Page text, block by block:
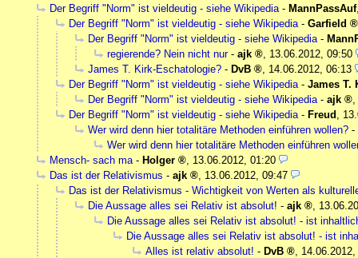
Der Begriff "Norm" ist vieldeutig - siehe Wikipedia - MannPassAuf
Der Begriff "Norm" ist vieldeutig - siehe Wikipedia - Garfield
Der Begriff "Norm" ist vieldeutig - siehe Wikipedia -
regierende? Nein nicht nur- ajk
13.06.2012, 09:50
James T. Kirk-Eschatologie? - DvB
14.06.2012, 06:13
Der Begriff "Norm" ist vieldeutig - siehe Wikipedia - James T.
Der Begriff "Norm" ist vieldeutig - siehe Wikipedia - ajk
Der Begriff "Norm" ist vieldeutig - siehe Wikipedia - Freud
Wer wird denn hier totalitäre Methoden einführen wollen? -
Wer wird denn hier totalitäre Methoden einführen
Mensch- sach ma - Holger
13.06.2012, 01:20
Das ist der Relativismus - ajk
13.06.2012, 09:47
Das ist der Relativismus - Wichtigkeit von Werten als
Die Aussage alles sei Relativ ist absolut! - ajk
Die Aussage alles sei Relativ ist absolut! - ist
Die Aussage alles sei Relativ ist absolut! - ist
Alles ist relativ absolut! - DvB